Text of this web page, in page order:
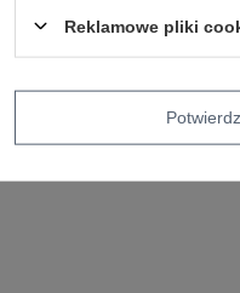
Reklamowe pliki